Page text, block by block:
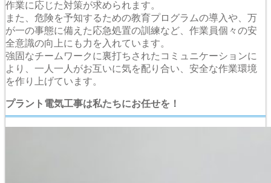
作業に応じた対策が求められます。
また、危険を予知するための教育プログラムの導入や、万
が一の事態に備えた応急処置の訓練など、作業員個々の安
全意識の向上にも力を入れています。
強固なチームワークに裏打ちされたコミュニケーションに
より、一人一人がお互いに気を配り合い、安全な作業環境
を作り上げています。
プラント電気工事は私たちにお任せを！